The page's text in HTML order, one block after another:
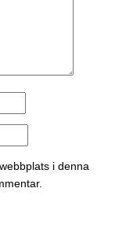
i denna